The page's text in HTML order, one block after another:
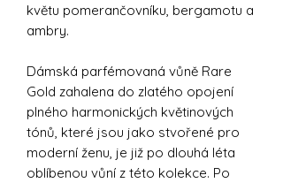
květu pomerančovníku, bergamotu a
ambry.
Dámská parfémovaná vůně Rare
Gold zahalena do zlatého opojení
plného harmonických květinových
tónů, které jsou jako stvořené pro
moderní ženu, je již po dlouhá léta
oblíbenou vůní z této kolekce. Po